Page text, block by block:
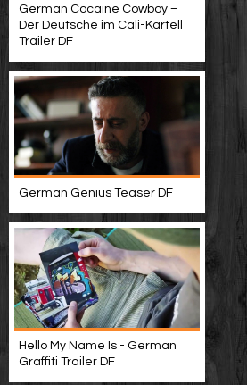
German Cocaine Cowboy –
Der Deutsche im Cali-Kartell
Trailer DF
German Genius Teaser DF
Hello My Name Is - German
Graffiti Trailer DF